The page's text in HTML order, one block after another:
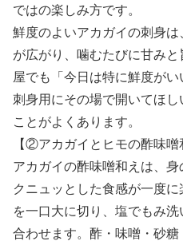
ではの楽しみ方です。
鮮度のよいアカガイの刺身
が広がり、噛むたびに甘み
屋でも「今日は特に鮮度がい
刺身用にその場で開いてほ
ことがよくあります。
【②アカガイとヒモの酢味噌
アカガイの酢味噌和えは、
クニュッとした食感が一度
を一口大に切り、塩でもみ
合わせます。酢・味噌・砂